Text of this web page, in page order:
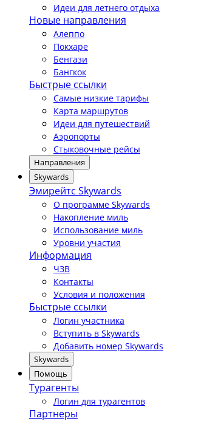
Идеи для летнего отдыха
Новые направления
Алеппо
Покхаре
Бенгази
Бангкок
Быстрые ссылки
Самые низкие тарифы
Карта маршрутов
Идеи для путешествий
Аэропорты
Стыковочные рейсы
Направления
Skywards
Эмирейтс Skywards
О программе Skywards
Накопление миль
Использование миль
Уровни участия
Информация
ЧЗВ
Контакты
Условия и положения
Быстрые ссылки
Логин участника
Вступить в Skywards
Добавить номер Skywards
Skywards
Помощь
Турагенты
Логин для турагентов
Партнеры